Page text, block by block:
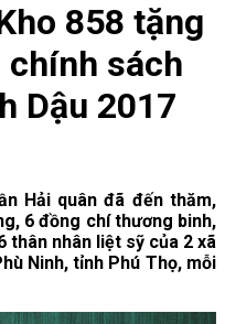
858 tặng
sách
Dậu 2017
Hải quân đã đến thăm,
6 đồng chí thương binh,
thân nhân liệt sỹ của 2 xã
Ninh, tỉnh Phú Thọ, mỗi